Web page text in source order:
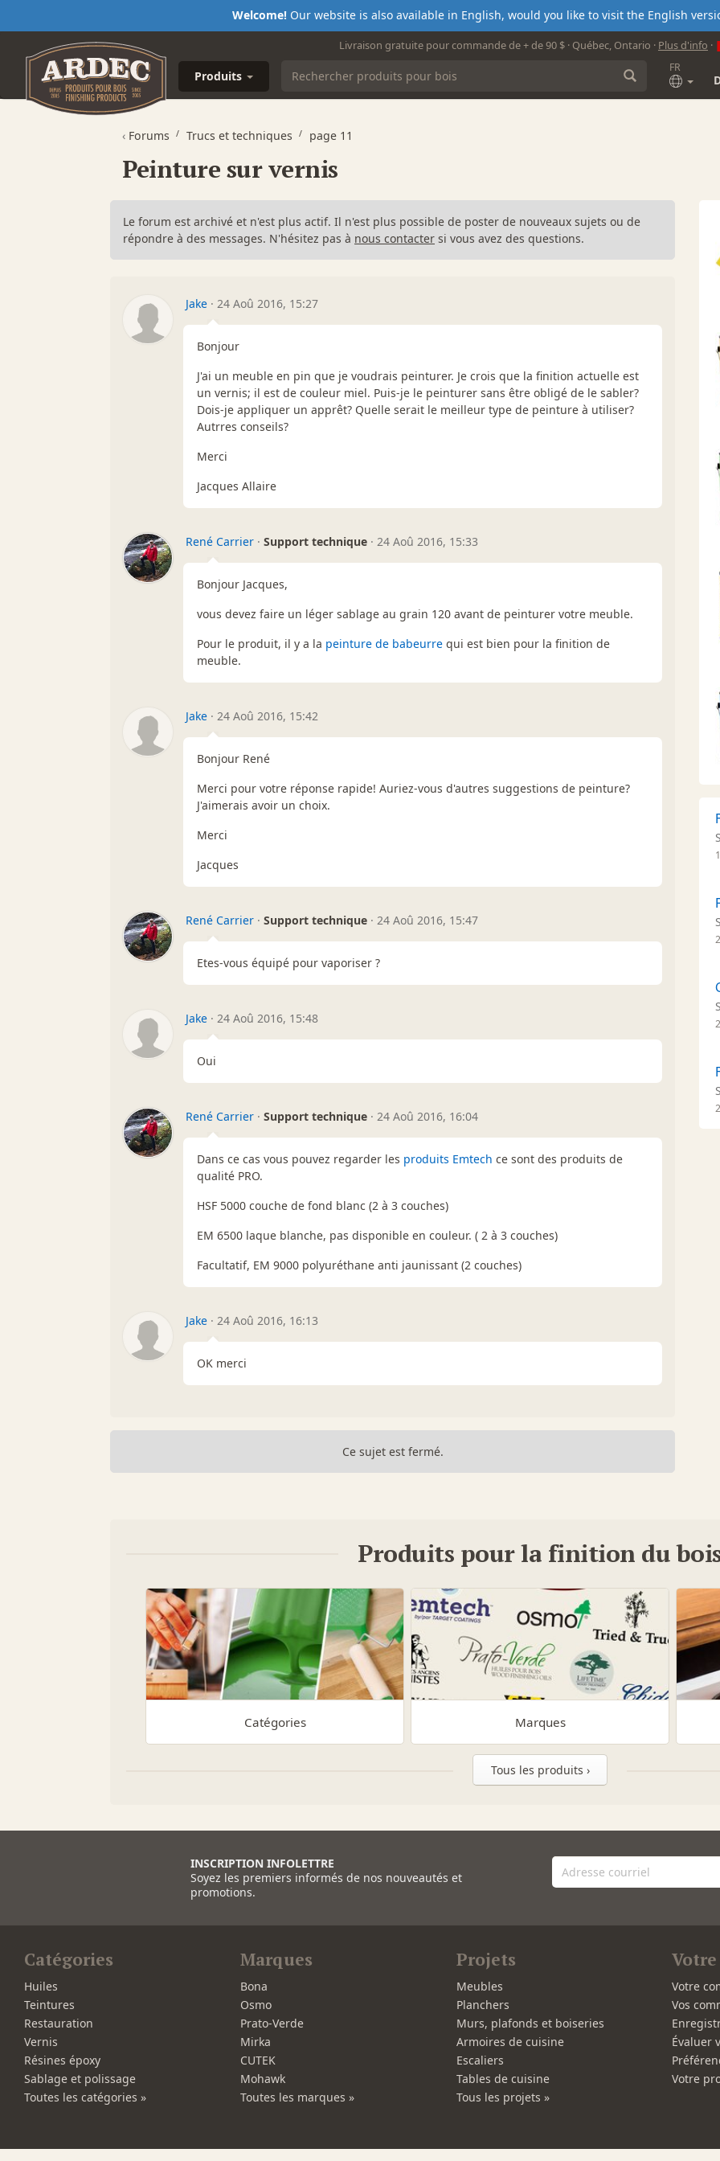
Welcome!Our website is also available in English, would you like to visit the English
Livraison gratuite pour commande de + de 90 $ · Québec, Ontario · Plus d'info ·
Produits
FR
‹ Forums Trucs et techniques page 11
Peinture sur vernis
Le forum est archivé et n'est plus actif. Il n'est plus possible de poster de nouveaux sujets ou de
répondre à des messages. N'hésitez pas à nous contacter si vous avez des questions.
Jake · 24 Aoû 2016, 15:27
Bonjour
J'ai un meuble en pin que je voudrais peinturer. Je crois que la finition actuelle est
un vernis; il est de couleur miel. Puis-je le peinturer sans être obligé de le sabler?
Dois-je appliquer un apprêt? Quelle serait le meilleur type de peinture à utiliser?
Autrres conseils?
Merci
Jacques Allaire
René Carrier · Support technique · 24 Aoû 2016, 15:33
Bonjour Jacques,
vous devez faire un léger sablage au grain 120 avant de peinturer votre meuble.
Pour le produit, il y a la peinture de babeurre qui est bien pour la finition de
meuble.
Jake · 24 Aoû 2016, 15:42
Bonjour René
Merci pour votre réponse rapide! Auriez-vous d'autres suggestions de peinture?
J'aimerais avoir un choix.
Merci
Jacques
René Carrier · Support technique · 24 Aoû 2016, 15:47
Etes-vous équipé pour vaporiser ?
Jake · 24 Aoû 2016, 15:48
Oui
René Carrier · Support technique · 24 Aoû 2016, 16:04
Dans ce cas vous pouvez regarder les produits Emtech ce sont des produits de
qualité PRO.
HSF 5000 couche de fond blanc (2 à 3 couches)
EM 6500 laque blanche, pas disponible en couleur. ( 2 à 3 couches)
Facultatif, EM 9000 polyuréthane anti jaunissant (2 couches)
Jake · 24 Aoû 2016, 16:13
OK merci
Ce sujet est fermé.
Produits pour la finition du
Catégories Marques
Tous les produits ›
INSCRIPTION INFOLETTRE
Soyez les premiers informés de nos nouveautés et
promotions.
Catégories
Huiles
Teintures
Restauration
Vernis
Résines époxy
Sablage et polissage
Toutes les catégories »
Marques
Bona
Osmo
Prato-Verde
Mirka
CUTEK
Mohawk
Toutes les marques »
Projets
Meubles
Planchers
Murs, plafonds et boiseries
Armoires de cuisine
Escaliers
Tables de cuisine
Tous les projets »
Votre
Vos
Évaluer
Votre